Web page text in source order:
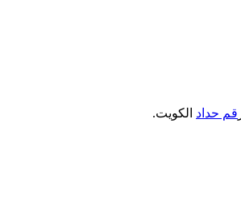
قم حداد الكويت.